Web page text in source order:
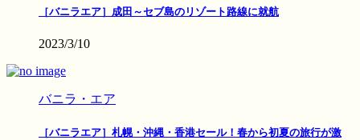
［バニラエア］成田～セブ島のリゾート路線に就航
2023/3/10
バニラ・エア
［バニラエア］札幌・沖縄・香港セール！春から初夏の旅行が激